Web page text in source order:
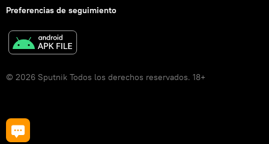
Preferencias de seguimiento
© 2026 Sputnik Todos los derechos reservados. 18+